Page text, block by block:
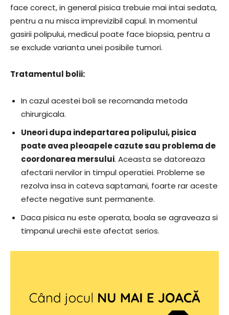
face corect, in general pisica trebuie mai intai sedata,
pentru a nu misca imprevizibil capul. In momentul
gasirii polipului, medicul poate face biopsia, pentru a
se exclude varianta unei posibile tumori.
Tratamentul bolii:
In cazul acestei boli se recomanda metoda
chirurgicala.
Uneori dupa indepartarea polipului, pisica
poate avea pleoapele cazute sau problema de
coordonarea mersului. Aceasta se datoreaza
afectarii nervilor in timpul operatiei. Probleme se
rezolva insa in cateva saptamani, foarte rar aceste
efecte negative sunt permanente.
Daca pisica nu este operata, boala se agraveaza si
timpanul urechii este afectat serios.